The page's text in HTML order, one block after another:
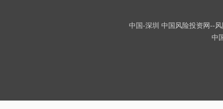
中国-深圳 中国风险投资网--
中